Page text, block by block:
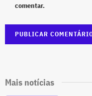
comentar.
Mais notícias